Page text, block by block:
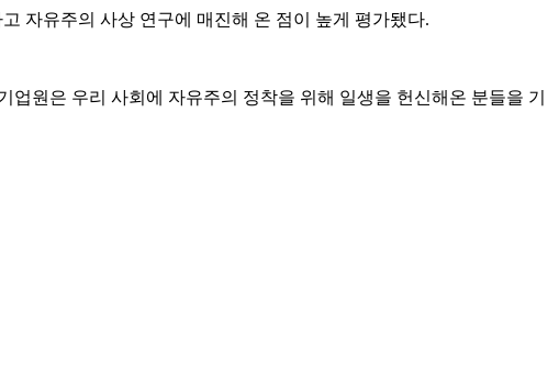
자유주의 사상 연구에 매진해 온 점이 높게 평가됐다.
원은 우리 사회에 자유주의 정착을 위해 일생을 헌신해온 분들을 기